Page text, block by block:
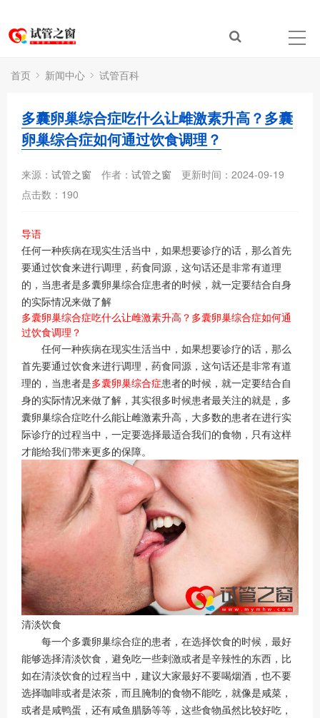
首页 新闻中心 试管百科
多囊卵巢综合症吃什么让雌激素升高？多囊
卵巢综合症如何通过饮食调理？
来源： 试管之窗 作者： 试管之窗
更新时间：2024-09-19
点击数： 190
导语
任何一种疾病在现实生活当中，如果想要诊疗的话，那么首先
要通过饮食来进行调理，药食同源，这句话还是非常有道理
的，当患者是多囊卵巢综合症患者的时候，就一定要结合自身
的实际情况来做了解
多囊卵巢综合症吃什么让雌激素升高？多囊卵巢综合症如何通
过饮食调理？
任何一种疾病在现实生活当中，如果想要诊疗的话，那么
首先要通过饮食来进行调理，药食同源，这句话还是非常有道
理的，当患者是多囊卵巢综合症患者的时候，就一定要结合自
身的实际情况来做了解，其实很多时候患者最关注的就是，多
囊卵巢综合症吃什么能让雌激素升高，大多数的患者在进行实
际诊疗的过程当中，一定要选择最适合我们的食物，只有这样
才能给我们带来更多的保障。
清淡饮食
每一个多囊卵巢综合症的患者，在选择饮食的时候，最好
能够选择清淡饮食，避免吃一些刺激或者是辛辣性的东西，比
如在清淡饮食的过程当中，建议大家最好不要喝烟酒，也不要
选择咖啡或者是浓茶，而且腌制的食物不能吃，就像是咸菜，
或者是咸鸭蛋，还有咸鱼腊肠等等，这些食物虽然比较好吃，